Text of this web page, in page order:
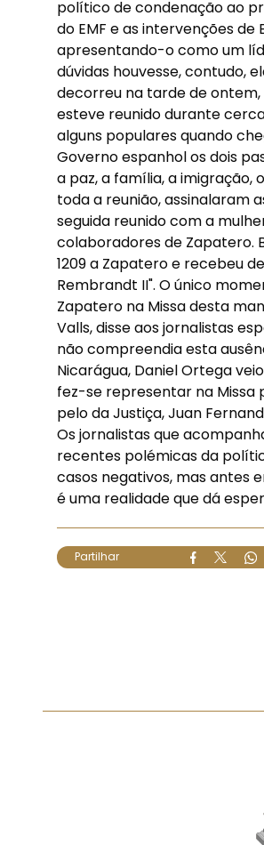
político de condenação ao
do EMF e as intervenções
apresentando-o como um
dúvidas houvesse, contudo,
decorreu na tarde de
esteve reunido durante
alguns populares quando
Governo espanhol os dois
a paz, a família, a imigração,
toda a reunião, assinalaram
seguida reunido com a
colaboradores de Zapatero.
1209 a Zapatero e recebeu
Rembrandt II". O único
Zapatero na Missa desta
Valls, disse aos jornalistas
não compreendia esta
Nicarágua, Daniel Ortega
fez-se representar na Missa
pelo da Justiça, Juan
Os jornalistas que
recentes polémicas da
casos negativos, mas antes
é uma realidade que dá
Partilhar